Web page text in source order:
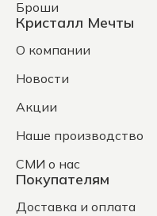
Броши
Кристалл Мечты
О компании
Новости
Акции
Наше производство
СМИ о нас
Покупателям
Доставка и оплата